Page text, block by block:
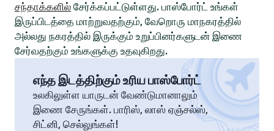
சந்தாக்களில் சேர்க்கப்பட்டுள்ளது. பாஸ்போர்ட் உங்கள்
இருப்பிடத்தை மாற்றுவதற்கும், வேறொரு மாநகரத்தில்
அல்லது நகரத்தில் இருக்கும் உறுப்பினர்களுடன் இணை
சேர்வதற்கும் உங்களுக்கு உதவுகிறது.
எந்த இடத்திற்கும் உரிய பாஸ்போர்ட்
உலகிலுள்ள யாருடன் வேண்டுமானாலும்
இணை சேருங்கள். பாரிஸ், லாஸ் ஏஞ்சல்ஸ்,
சிட்னி, செல்லுங்கள்!